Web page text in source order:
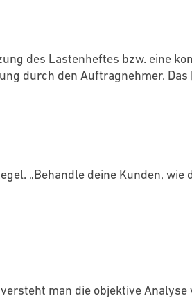
des Lastenheftes bzw. eine
durch den Auftragnehmer. Das
„Behandle deine Kunden,
man die objektive Analyse